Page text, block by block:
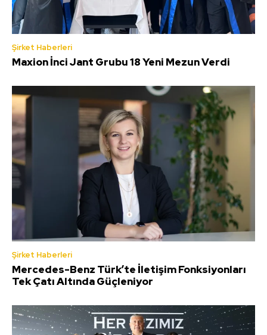
Şirket Haberleri
Maxion İnci Jant Grubu 18 Yeni Mezun Verdi
Şirket Haberleri
Mercedes-Benz Türk’te İletişim Fonksiyonları
Tek Çatı Altında Güçleniyor